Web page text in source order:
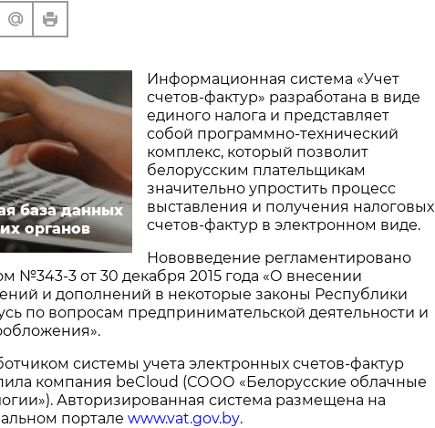
база данных
органов
Информационная система «Учет
счетов-фактур» разработана в виде
единого налога и представляет
собой программно-технический
комплекс, который позволит
белорусским плательщикам
значительно упростить процесс
выставления и получения налоговых
счетов-фактур в электронном виде.
Нововведение регламентировано
№343-3 от 30 декабря 2015 года «О внесении
и дополнений в некоторые законы Республики
по вопросам предпринимательской деятельности и
системы учета электронных счетов-фактур
компания beCloud (СООО «Белорусские облачные
Авторизированная система размещена на
портале www.vat.gov.by.